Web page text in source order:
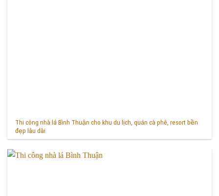
Thi công nhà lá Bình Thuận cho khu du lịch, quán cà phê, resort bền
đẹp lâu dài